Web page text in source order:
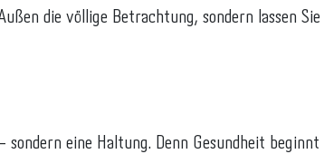
die völlige Betrachtung, sondern lassen
eine Haltung. Denn Gesundheit